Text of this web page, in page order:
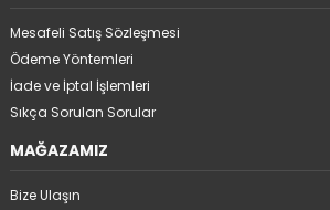
Mesafeli Satış Sözleşmesi
Ödeme Yöntemleri
İade ve İptal İşlemleri
Sıkça Sorulan Sorular
MAĞAZAMIZ
Bize Ulaşın